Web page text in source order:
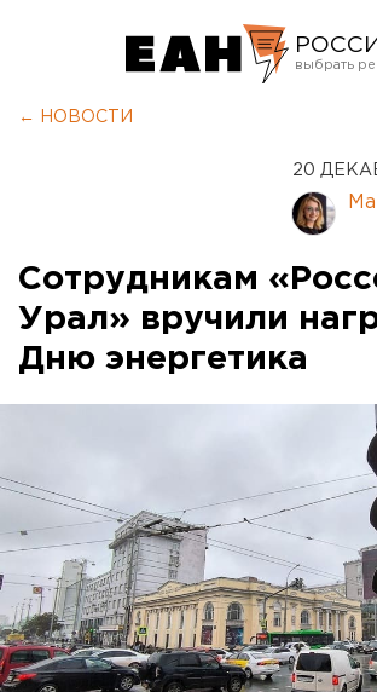
Курган
← НОВОСТИ
20
Сотрудникам
Урал» вручили
Дню энергетика